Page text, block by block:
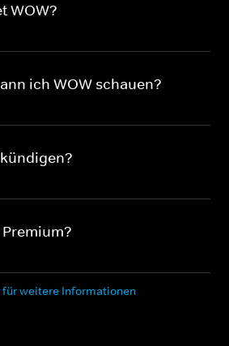
WOW?
ich WOW schauen?
Premium?
weitere Informationen